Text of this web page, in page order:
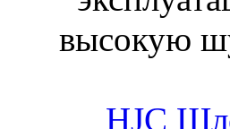
высокую
HJC